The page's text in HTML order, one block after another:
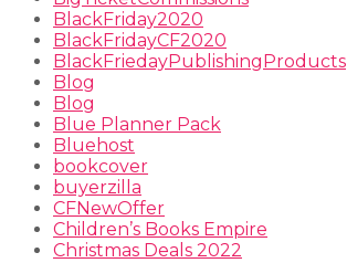
BlackFriday2020
BlackFridayCF2020
BlackFriedayPublishingProducts
Blog
Blog
Blue Planner Pack
Bluehost
bookcover
buyerzilla
CFNewOffer
Children’s Books Empire
Christmas Deals 2022